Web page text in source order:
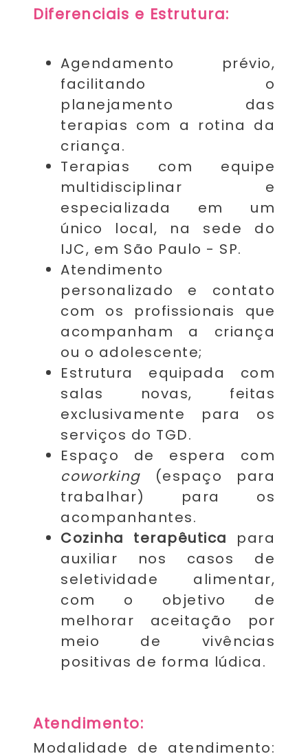
Diferenciais e Estrutura:
Agendamento prévio,
facilitando o
planejamento das
terapias com a rotina da
criança.
Terapias com equipe
multidisciplinar e
especializada em um
único local, na sede do
IJC, em São Paulo - SP.
Atendimento
personalizado e contato
com os profissionais que
acompanham a criança
ou o adolescente;
Estrutura equipada com
salas novas, feitas
exclusivamente para os
serviços do TGD.
Espaço de espera com
coworking (espaço para
trabalhar) para os
acompanhantes.
Cozinha terapêutica para
auxiliar nos casos de
seletividade alimentar,
com o objetivo de
melhorar aceitação por
meio de vivências
positivas de forma lúdica.
Atendimento:
Modalidade de atendimento: